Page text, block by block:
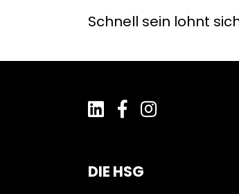
Schnell sein lohnt
DIE HSG